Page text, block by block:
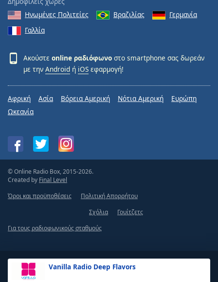
Vanilla Radio Deep Flavors
Ηνωμένες Πολιτείες
Βραζιλίας
Γερμανία
Γαλλία
Ακούστε online ραδιόφωνο στο smartphone σας δωρεάν
με την Android ή iOS εφαρμογή!
Αφρική Ασία Βόρεια Αμερική Νότια Αμερική
Ευρώπη
Ωκεανία
© Online Radio Box, 2015-2026.
Created by Final Level
Όροι και προϋποθέσεις
Πολιτική Απορρήτου
Σχόλια
Γουίτζετς
Για τους ραδιοφωνικούς σταθμούς